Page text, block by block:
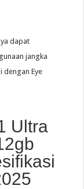
dapat
jangka
dengan Eye
Ultra